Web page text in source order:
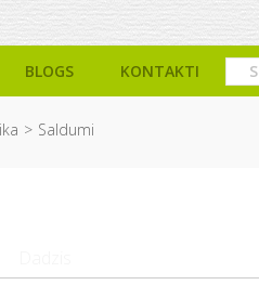
BLOGS KONTAKTI
Saldumi